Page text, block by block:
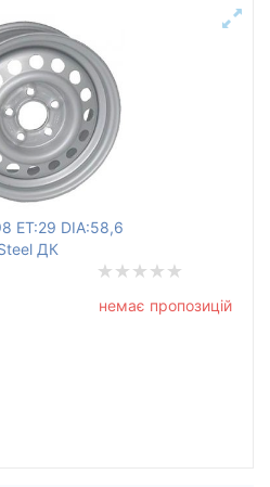
ET:29 DIA:58,6
ДК
немає пропозицій
до
до